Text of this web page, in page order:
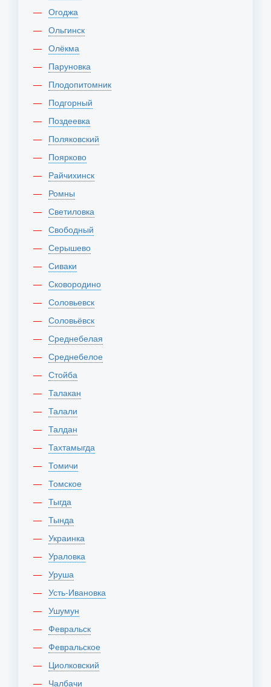
Огоджа
Ольгинск
Олёкма
Паруновка
Плодопитомник
Подгорный
Поздеевка
Поляковский
Поярково
Райчихинск
Ромны
Светиловка
Свободный
Серышево
Сиваки
Сковородино
Соловьевск
Соловьёвск
Среднебелая
Среднебелое
Стойба
Талакан
Талали
Талдан
Тахтамыгда
Томичи
Томское
Тыгда
Тында
Украинка
Ураловка
Уруша
Усть-Ивановка
Ушумун
Февральск
Февральское
Циолковский
Чалбачи